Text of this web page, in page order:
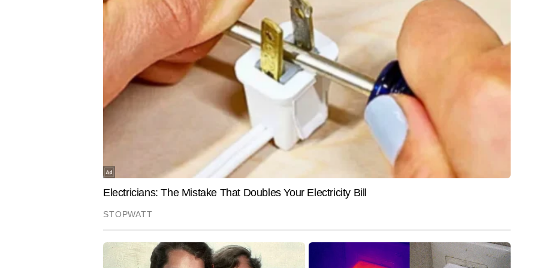
पंजाब फार्मेसी भर्ती परीक्षा में पेपर लीक का
आरोप, HC पहुंचे अभ्यर्थी; रि-एग्जाम की मांग
ENTERTAINMENT
Filmfare Awards Marathi 2026: रेड
कारपेट पर स्टार्स की धांसू एंट्री, कौन
जीतेगा बेस्ट एक्टर-एक्ट्रेस की ट्रॉफी?
Video:'कफन भी मंजूर, लेकिन आंदोलन से
पीछे नहीं हटेंगे...'JPSC परीक्षा धांधली
मामले पर देवेंद्र महतो की सरकार को दो-
10.6
को
AUTHOR
रवि वैश्य टाइम्स नाउ नवभारत डिजिटल के न्यूज डेस्क पर कार्यरत एक सीनियर जर्नलिस्ट हैं, जिन्हें पत्रकारिता में 20 वर्षों का
व्यापक अनुभव हासिल है। खबरों की बारीकियों को समझने और तेजी से प्रस्तुत करने में उनकी विशेष दक्षता है। टीवी पत्रकारिता
में रिपोर्टिंग और डेस्क—दोनों क्षेत्रों में अनुभव होने के कारण वे समाचारों को बहुआयामी दृष्टिकोण से देखते हैं। देश–दुनिया की
चुके हैं, जिनमें कई एक्सक्लूसिव रिपोर्ट्स, इंटरव्यू, ग्राउंड रिपोर्ट्स, विश्लेषण और एक्सप्लेनर शामिल हैं।